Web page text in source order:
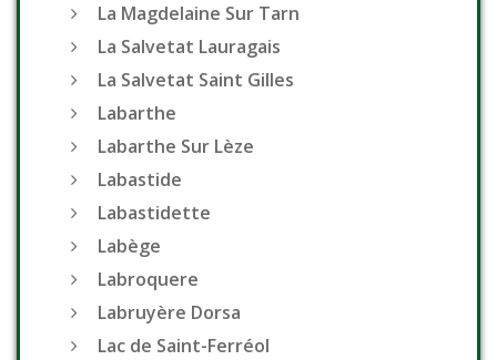
La Magdelaine Sur Tarn
La Salvetat Lauragais
La Salvetat Saint Gilles
Labarthe
Labarthe Sur Lèze
Labastide
Labastidette
Labège
Labroquere
Labruyère Dorsa
Lac de Saint-Ferréol